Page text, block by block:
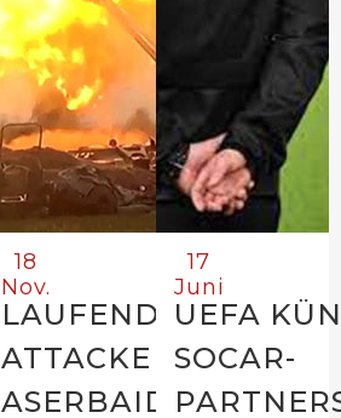
18
Nov.
LAUFENDE
ATTACKE
ASERBAIDSCHAN’S
17
Juni
UEFA
SOCAR-